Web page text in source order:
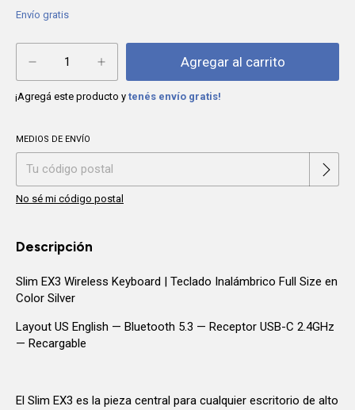
Envío gratis
¡Agregá este producto y tenés envío gratis!
Entregas para el CP:
MEDIOS DE ENVÍO
No sé mi código postal
Descripción
Slim EX3 Wireless Keyboard | Teclado Inalámbrico Full Size en
Color Silver
Layout US English — Bluetooth 5.3 — Receptor USB-C 2.4GHz
— Recargable
El Slim EX3 es la pieza central para cualquier escritorio de alto